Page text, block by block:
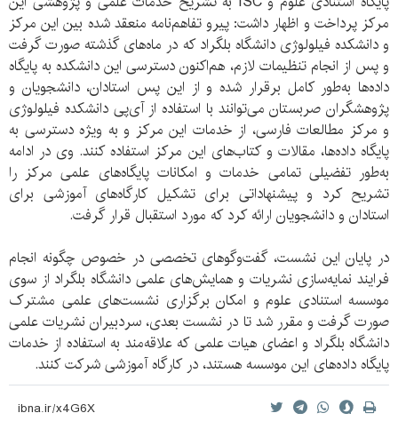
مرکز پرداخت و اظهار داشت: پیرو تفاهم‌نامه منعقد شده بین این مرکز
و دانشکده فیلولوژی دانشگاه بلگراد که در ماه‌های گذشته صورت گرفت
و پس از انجام تنظیمات لازم، هم‌اکنون دسترسی این دانشکده به پایگاه
داده‌ها به‌طور کامل برقرار شده و از این پس استادان، دانشجویان و
پژوهشگران صربستان می‌توانند با استفاده از آی‌پی دانشکده فیلولوژی
و مرکز مطالعات فارسی، از خدمات این مرکز و به ویژه دسترسی به
پایگاه داده‌ها، مقالات و کتاب‌های این مرکز استفاده کنند. وی در ادامه
به‌طور تفضیلی تمامی خدمات و امکانات پایگاه‌های علمی مرکز را
تشریح کرد و پیشنهاداتی برای تشکیل کارگاه‌های آموزشی برای
استادان و دانشجویان ارائه کرد که مورد استقبال قرار گرفت.
در پایان این نشست، گفت‌وگوهای تخصصی در خصوص چگونه انجام
فرایند نمایه‌سازی نشریات و همایش‌های علمی دانشگاه بلگراد از سوی
موسسه استنادی علوم و امکان برگزاری نشست‌های علمی مشترک
صورت گرفت و مقرر شد تا در نشست بعدی، سردبیران نشریات علمی
دانشگاه بلگراد و اعضای هیات علمی که علاقه‌مند به استفاده از خدمات
پایگاه داده‌های این موسسه هستند، در کارگاه آموزشی شرکت کنند.